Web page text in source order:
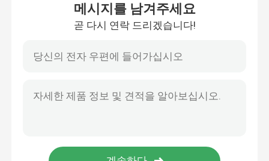
스테인레스 강 코일재
스테인레스 강 튜브관
메시지를 남겨주세요
곧 다시 연락 드리겠습니다!